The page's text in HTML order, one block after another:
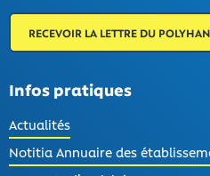
RECEVOIR LA LETTRE DU
Infos pratiques
Actualités
Notitia Annuaire des